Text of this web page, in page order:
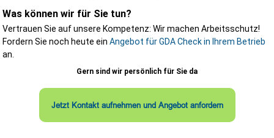
Was können wir für Sie tun?
Vertrauen Sie auf unsere Kompetenz: Wir machen Arbeitsschutz!
Fordern Sie noch heute einAngebot für GDA Check in Ihrem Betrieb
an.
Gern sind wir persönlich für Sie da
Jetzt Kontakt aufnehmen und Angebot anfordern